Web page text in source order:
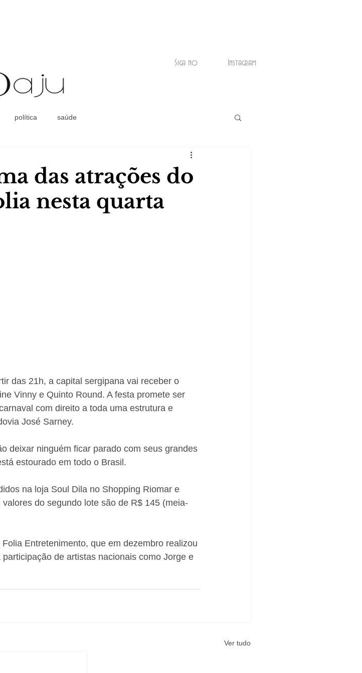
Coluna Social
Siga no Instagram
política saúde
das atrações do
nesta quarta
das 21h, a capital sergipana vai receber o
Vinny e Quinto Round. A festa promete ser
com direito a toda uma estrutura e
José Sarney.
deixar ninguém ficar parado com seus grandes
estourado em todo o Brasil.
na loja Soul Dila no Shopping Riomar e
do segundo lote são de R$ 145 (meia-
Entretenimento, que em dezembro realizou
de artistas nacionais como Jorge e
Ver tudo